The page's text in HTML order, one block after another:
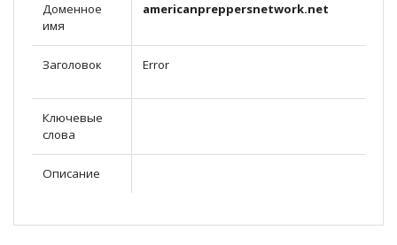
Доменное
имя
americanpreppersnetwork.net
Заголовок Error
Ключевые
слова
Описание